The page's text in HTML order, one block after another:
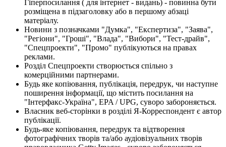
Гіперпосилання ( для інтернет - видань) - повинна бути
розміщена в підзаголовку або в першому абзаці
матеріалу.
Новини з позначками "Думка", "Експертиза", "Заява",
"Регіони", "Гроші", "Влада", "Вибори", "Тест-драйв",
"Спецпроекти", "Промо" публікуються на правах
реклами.
Розділ Спецпроекти створюється спільно з
комерційними партнерами.
Будь яке копіювання, публікація, передрук, чи наступне
поширення інформації, що містить посилання на
"Інтерфакс-Україна", EPA / UPG, суворо забороняється.
Власник веб-сторінки в розділі Я-Корреспондент є автор
публікації.
Будь-яке копіювання, передрук та відтворення
фотографічних творів та/або аудіовізуальних творів